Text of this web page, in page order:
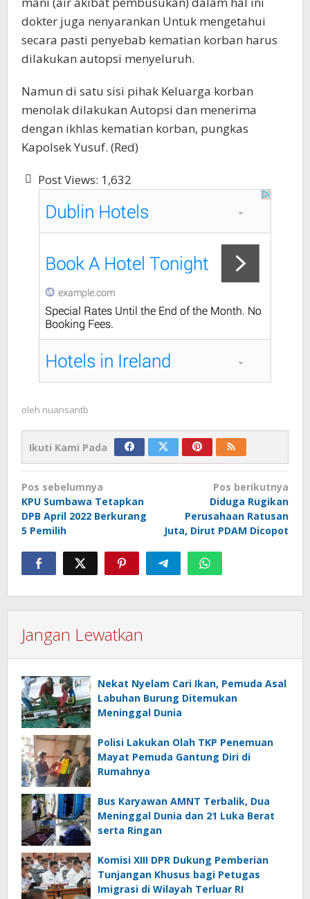
dokter juga nenyarankan Untuk mengetahui
secara pasti penyebab kematian korban harus
dilakukan autopsi menyeluruh.
Namun di satu sisi pihak Keluarga korban
menolak dilakukan Autopsi dan menerima
dengan ikhlas kematian korban, pungkas
Kapolsek Yusuf. (Red)
Post Views: 1,632
oleh nuansantb
Ikuti Kami Pada
Navigasi
pos
Pos sebelumnya
KPU Sumbawa Tetapkan
DPB April 2022 Berkurang
5 Pemilih
Pos berikutnya
Diduga Rugikan
Perusahaan Ratusan
Juta, Dirut PDAM Dicopot
Jangan Lewatkan
Nekat Nyelam Cari Ikan, Pemuda Asal
Labuhan Burung Ditemukan
Meninggal Dunia
Polisi Lakukan Olah TKP Penemuan
Mayat Pemuda Gantung Diri di
Rumahnya
Bus Karyawan AMNT Terbalik, Dua
Meninggal Dunia dan 21 Luka Berat
serta Ringan
Komisi XIII DPR Dukung Pemberian
Tunjangan Khusus bagi Petugas
Imigrasi di Wilayah Terluar RI